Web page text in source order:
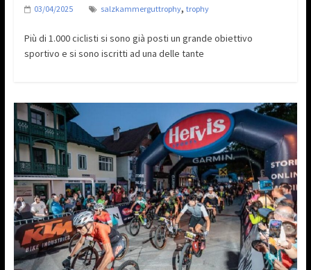
03/04/2025 salzkammerguttrophy, trophy
Più di 1.000 ciclisti si sono già posti un grande obiettivo
sportivo e si sono iscritti ad una delle tante